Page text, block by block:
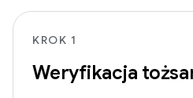
KROK 1
Weryfikacja